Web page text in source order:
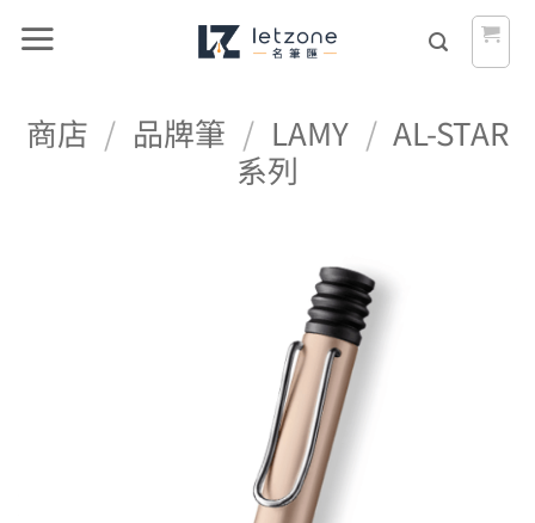
商店 / 品牌筆 / LAMY / AL-STAR
系列